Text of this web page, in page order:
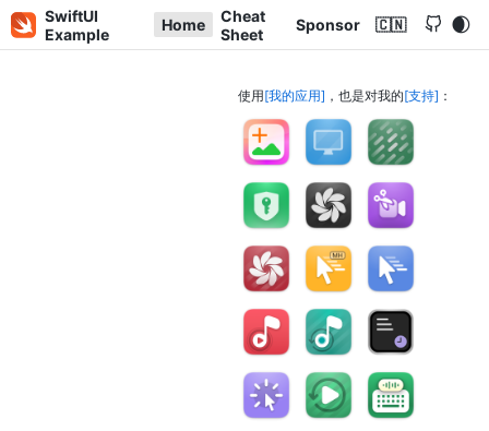
SwiftUI
Example
Home
Cheat
Sheet
Sponsor 🇨🇳
使用 我的应用 ，也是对我的 支持 ：